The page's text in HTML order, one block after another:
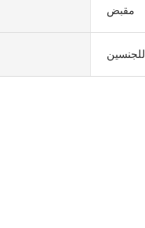
مقبض
للجنسين